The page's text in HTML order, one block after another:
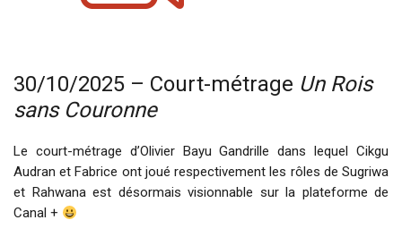
30/10/2025 – Court-métrage Un Rois
sans Couronne
Le court-métrage d’Olivier Bayu Gandrille dans lequel Cikgu
Audran et Fabrice ont joué respectivement les rôles de Sugriwa
et Rahwana est désormais visionnable sur la plateforme de
Canal +